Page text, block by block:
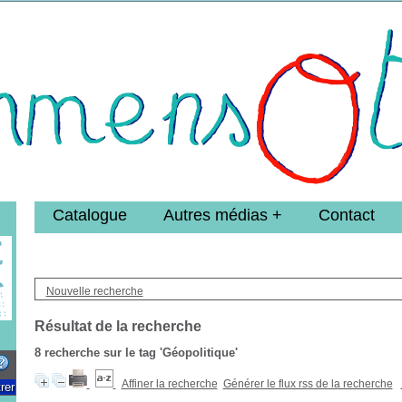
Nouvelle recherche
Résultat de la recherche
8recherche sur le tag 'Géopolitique'
Affiner la recherche Générer le flux rss de la recherche
Catalogue Autres médias Contact